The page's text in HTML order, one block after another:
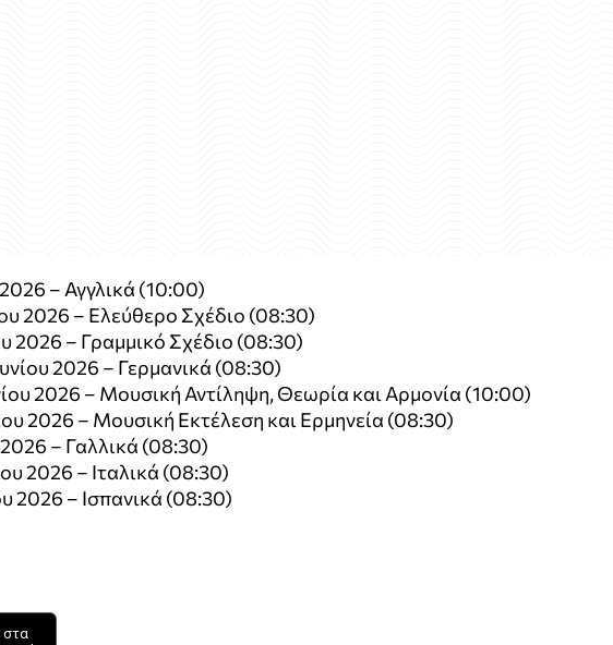
2026 – Αγγλικά (10:00)
2026 – Ελεύθερο Σχέδιο (08:30)
2026 – Γραμμικό Σχέδιο (08:30)
2026 – Γερμανικά (08:30)
2026 – Μουσική Αντίληψη, Θεωρία και Αρμονία (10:00)
2026 – Μουσική Εκτέλεση και Ερμηνεία (08:30)
2026 – Γαλλικά (08:30)
2026 – Ιταλικά (08:30)
2026 – Ισπανικά (08:30)
στα